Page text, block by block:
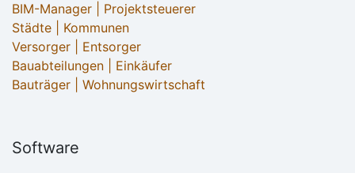
BIM-Manager | Projektsteuerer
Städte | Kommunen
Versorger | Entsorger
Bauabteilungen | Einkäufer
Bauträger | Wohnungswirtschaft
Software